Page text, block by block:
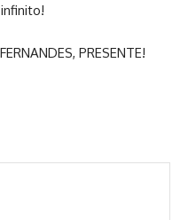
PRESENTE!